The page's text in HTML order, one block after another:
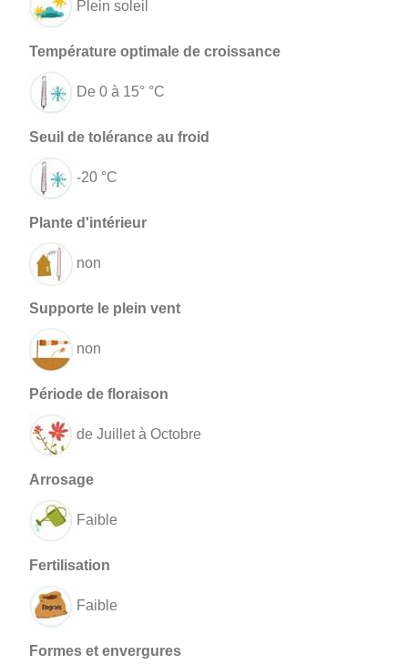
Plein soleil
De 0 à 15° °C
-20 °C
non
non
de Juillet à Octobre
Faible
Faible